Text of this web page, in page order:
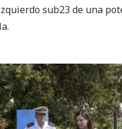
sub23 de una